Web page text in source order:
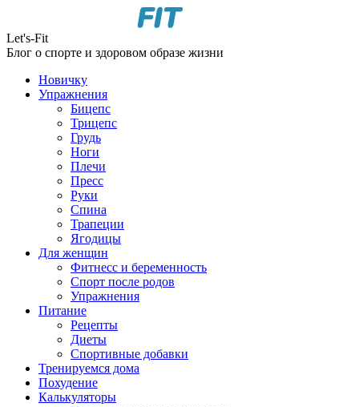
Let's-Fit
Блог о спорте и здоровом образе жизни
Новичку
Упражнения
Бицепс
Трицепс
Грудь
Ноги
Плечи
Пресс
Руки
Спина
Трапеции
Ягодицы
Для женщин
Фитнесс и беременность
Спорт после родов
Упражнения
Питание
Рецепты
Диеты
Спортивные добавки
Тренируемся дома
Похудение
Калькуляторы